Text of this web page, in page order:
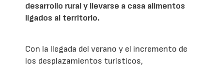
desarrollo rural y llevarse a casa alimentos
ligados al territorio.
Con la llegada del verano y el incremento de
los desplazamientos turísticos,